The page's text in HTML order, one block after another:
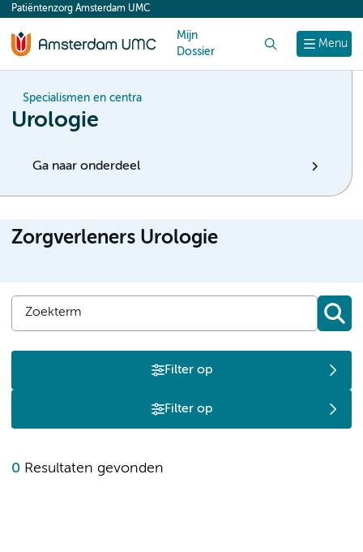
content
Menu
Patiëntenzorg Amsterdam UMC
Mijn
Dossier
Specialismen en centra
Urologie
Ga naar onderdeel
Zorgverleners Urologie
Filter op
Filter op
0 Resultaten gevonden